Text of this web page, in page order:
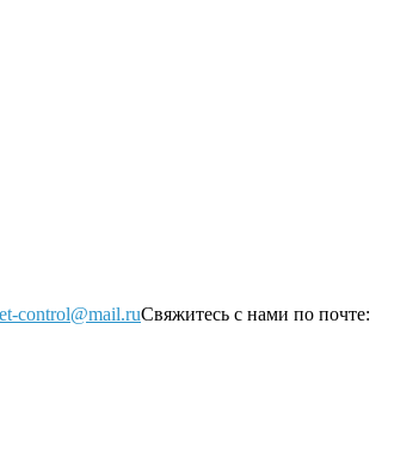
control@mail.ruСвяжитесь с нами по почте: